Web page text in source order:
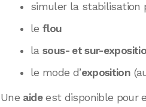
simuler la stabilisation
leflou
lasous- et sur-
le mode d’exposition
Une aideest disponible pour